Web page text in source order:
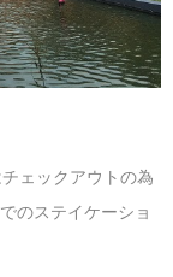
ェックアウトの為
のステイケーショ